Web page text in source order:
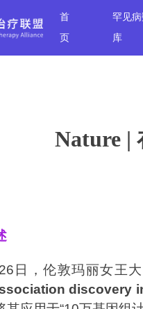
首
页
罕见
库
Nature |
日，伦敦玛丽女王
discovery